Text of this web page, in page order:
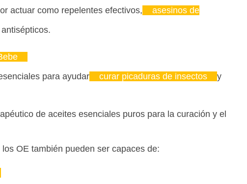
actuar como repelentes efectivos,
asesinos de
para ayudar
curar picaduras de insectos
y
de aceites esenciales puros para la curación y el
OE también pueden ser capaces de: